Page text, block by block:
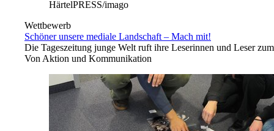
HärtelPRESS/imago
Wettbewerb
Schöner unsere mediale Landschaft – Mach mit!
Die Tageszeitung junge Welt ruft ihre Leserinnen und Leser
Von Aktion und Kommunikation